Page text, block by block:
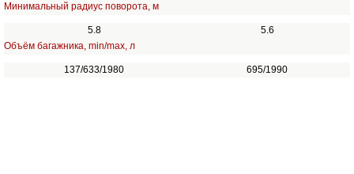
Минимальный радиус поворота, м
5.8
5.6
Объём багажника, min/max, л
137/633/1980 695/1990